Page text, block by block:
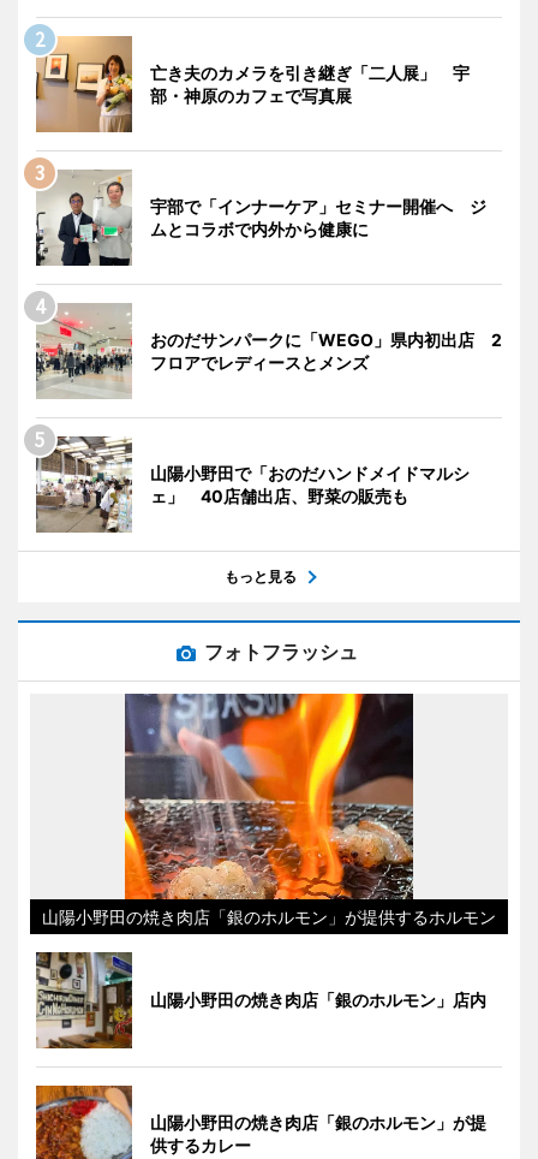
亡き夫のカメラを引き継ぎ「二人展」 宇
部・神原のカフェで写真展
宇部で「インナーケア」セミナー開催へ ジ
ムとコラボで内外から健康に
おのだサンパークに「WEGO」県内初出店 2
フロアでレディースとメンズ
山陽小野田で「おのだハンドメイドマルシ
ェ」 40店舗出店、野菜の販売も
もっと見る
フォトフラッシュ
山陽小野田の焼き肉店「銀のホルモン」が提供するホルモン
山陽小野田の焼き肉店「銀のホルモン」店内
山陽小野田の焼き肉店「銀のホルモン」が提
供するカレー